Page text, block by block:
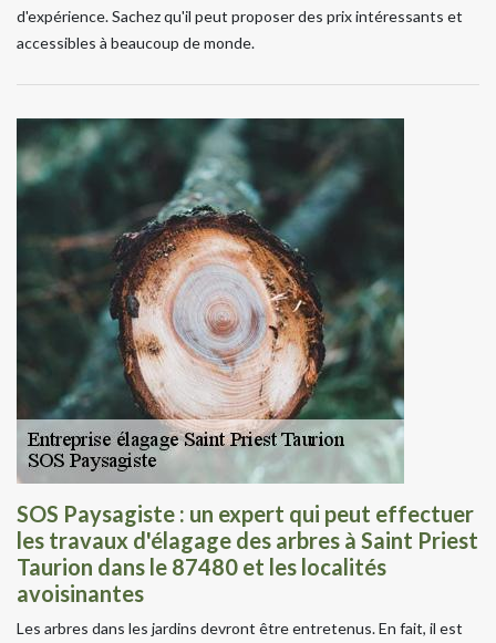
d'expérience. Sachez qu'il peut proposer des prix intéressants et
accessibles à beaucoup de monde.
SOS Paysagiste : un expert qui peut effectuer
les travaux d'élagage des arbres à Saint Priest
Taurion dans le 87480 et les localités
avoisinantes
Les arbres dans les jardins devront être entretenus. En fait, il est